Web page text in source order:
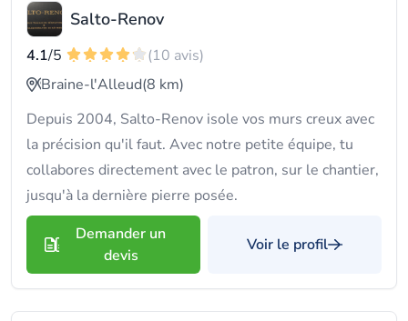
Salto-Renov
4.1/5
(10 avis)
Braine-l'Alleud(8 km)
Depuis 2004, Salto-Renov isole vos murs creux avec
la précision qu'il faut. Avec notre petite équipe, tu
collabores directement avec le patron, sur le chantier,
jusqu'à la dernière pierre posée.
Demander un
devis
Voir le profil